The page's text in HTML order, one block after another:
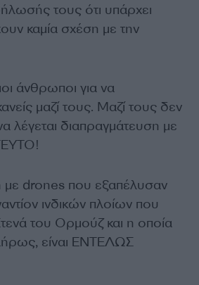
τους ότι υπάρχει
καμία σχέση με την
άνθρωποι για να
μαζί τους. Μαζί τους δεν
λέγεται διαπραγμάτευση με
με drones που εξαπέλυσαν
ινδικών πλοίων που
του Ορμούζ και η οποία
είναι ΕΝΤΕΛΩΣ